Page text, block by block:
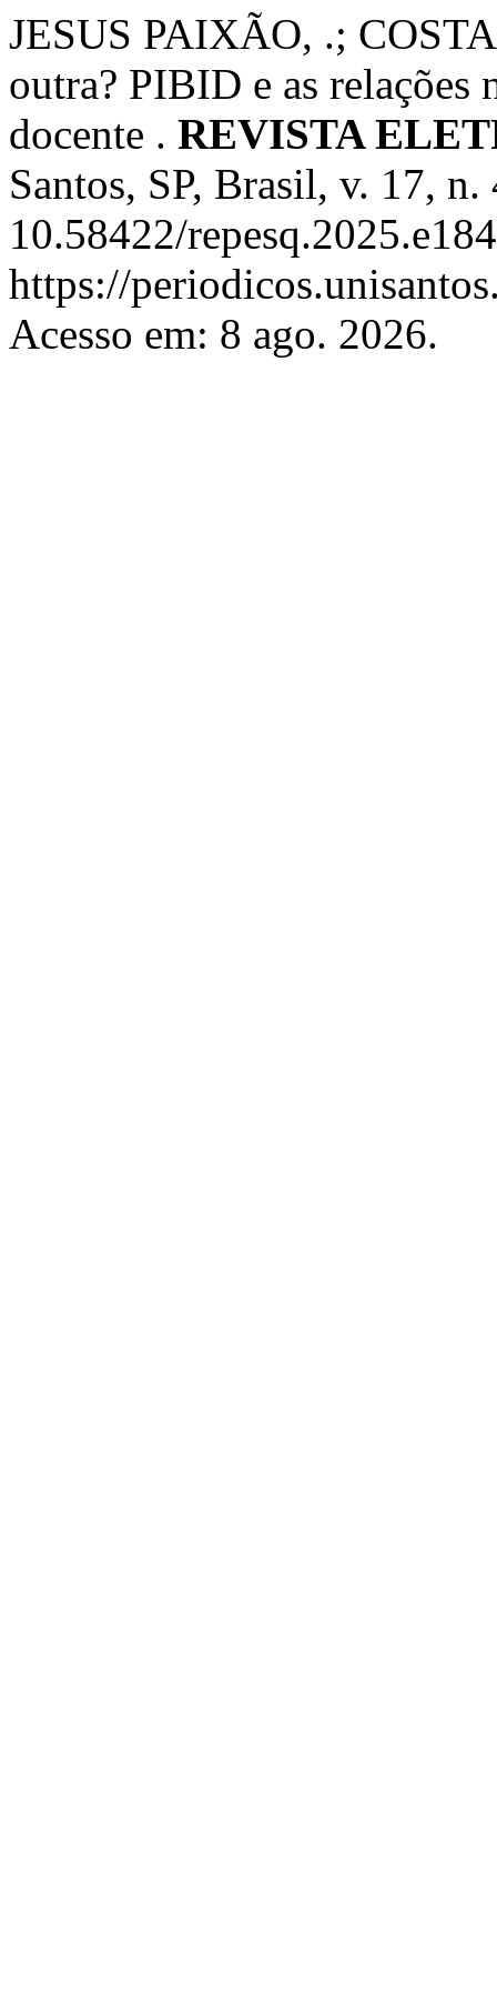
JESUS PAIXÃO, .;
outra? PIBID e as relações
docente . REVISTA
Santos, SP, Brasil, v. 17,
10.58422/
https://
Acesso em: 8 ago. 2026.